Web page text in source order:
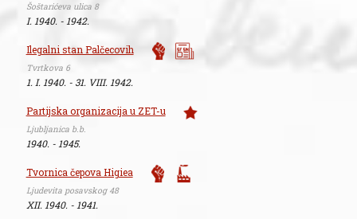
Šoštarićeva ulica 8
I. 1940. - 1942.
Ilegalni stan Palčecovih
Tvrtkova 6
1. I. 1940. - 31. VIII. 1942.
Partijska organizacija u ZET-u
Ljubljanica b.b.
1940. - 1945.
Tvornica čepova Higiea
Ljudevita posavskog 48
XII. 1940. - 1941.